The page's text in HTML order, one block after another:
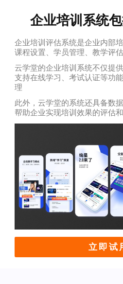
企业培训系统
企业培训评估系统是企业内部
课程设置、学员管理、教学评
云学堂的企业培训系统不仅提
支持在线学习、考试认证等功
理
此外，云学堂的系统还具备数
帮助企业实现培训效果的评估
立即试